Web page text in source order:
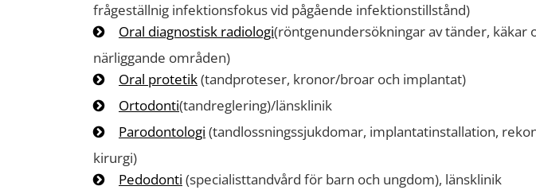
frågeställnig infektionsfokus vid pågående infektionstillstånd)
Oral diagnostisk radiologi(röntgenundersökningar av tänder, käkar
närliggande områden)
Oral protetik(tandproteser, kronor/broar och implantat)
Ortodonti(tandreglering)/länsklinik
Parodontologi (tandlossningssjukdomar, implantatinstallation,
kirurgi)
Pedodonti (specialisttandvård för barn och ungdom), länsklinik